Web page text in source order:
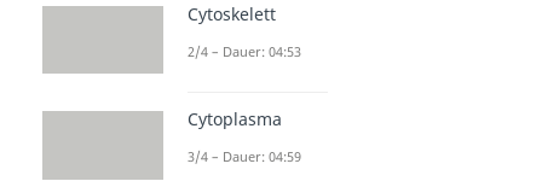
Cytoskelett
2/4 – Dauer: 04:53
Cytoplasma
3/4 – Dauer: 04:59